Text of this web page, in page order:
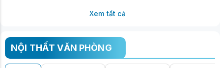
Xem tất cả
NỘI THẤT VĂN PHÒNG